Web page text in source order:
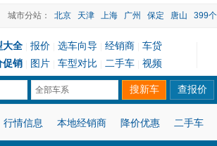
城市分站： 北京 天津 上海 广州 保定 唐山 399
大全 报价 选车向导 经销商
车贷
促销
图片 车型对比 二手车 视频
全部车系
行情信息 本地经销商 降价优惠 二手车